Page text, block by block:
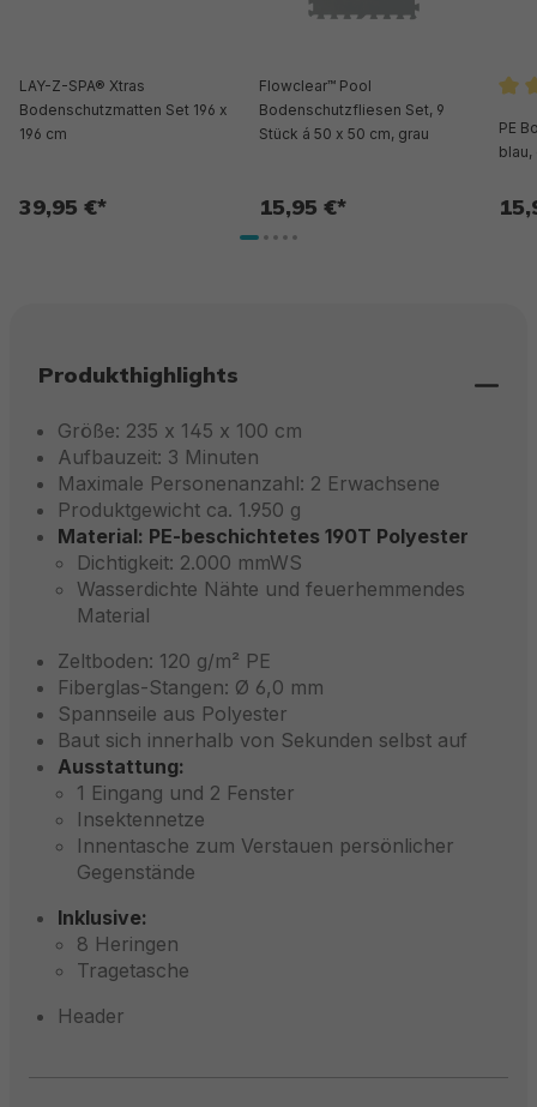
LAY-Z-SPA® Xtras
Bodenschutzmatten Set 196 x
196 cm
39,95 €*
Flowclear™ Pool
Bodenschutzfliesen Set, 9
Stück á 50 x 50 cm, grau
15,95 €*
PE
blau,
Produkthighlights
Größe: 235 x 145 x 100 cm
Aufbauzeit: 3 Minuten
Maximale Personenanzahl: 2 Erwachsene
Produktgewicht ca. 1.950 g
Material: PE-beschichtetes 190T Polyester
Dichtigkeit: 2.000 mmWS
Wasserdichte Nähte und feuerhemmendes
Material
Zeltboden: 120 g/m² PE
Fiberglas-Stangen: Ø 6,0 mm
Spannseile aus Polyester
Baut sich innerhalb von Sekunden selbst auf
Ausstattung:
1 Eingang und 2 Fenster
Insektennetze
Innentasche zum Verstauen persönlicher
Gegenstände
Inklusive:
8 Heringen
Tragetasche
Header